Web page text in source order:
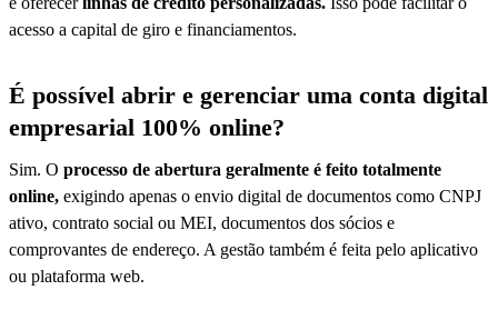
acesso a capital de giro e financiamentos.
É possível abrir e gerenciar uma conta digital
empresarial 100% online?
Sim. O processo de abertura geralmente é feito totalmente
online, exigindo apenas o envio digital de documentos como CNPJ
ativo, contrato social ou MEI, documentos dos sócios e
comprovantes de endereço. A gestão também é feita pelo aplicativo
ou plataforma web.